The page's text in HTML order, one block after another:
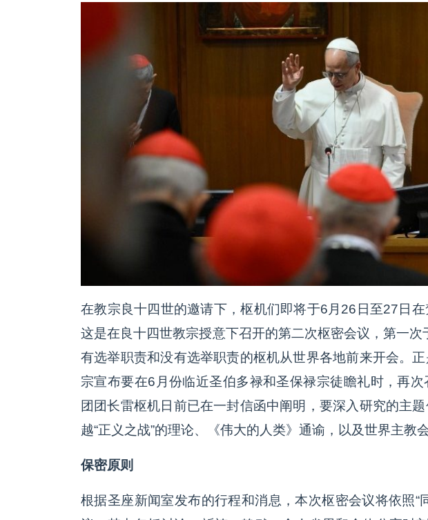
在教宗良十四世的邀请下，枢机们即将于6月26日至27日在
这是在良十四世教宗授意下召开的第二次枢密会议，第一
有选举职责和没有选举职责的枢机从世界各地前来开会。
宗宣布要在6月份临近圣伯多禄和圣保禄宗徒瞻礼时，再
团团长雷枢机日前已在一封信函中阐明，要深入研究的主
越“正义之战”的理论、《伟大的人类》通谕，以及世界主教
保密原则
根据圣座新闻室发布的行程和消息，本次枢密会议将依照“